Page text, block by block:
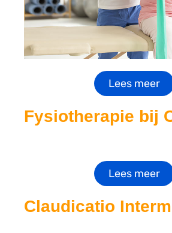
Lees meer
Fysiotherapie bij
Lees meer
Claudicatio